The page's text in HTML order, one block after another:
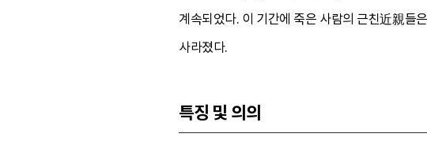
계속되었다. 이 기간에 죽은 사람의 근친近親들
사라졌다.
특징 및 의의